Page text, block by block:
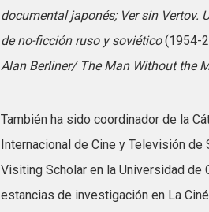
documental japonés; Ver sin Vertov.
de no-ficción ruso y soviético(1954-
Alan Berliner/ The Man Without the
También ha sido coordinador de la
Internacional de Cine y Televisión de
Visiting Scholar en la Universidad de
estancias de investigación en La